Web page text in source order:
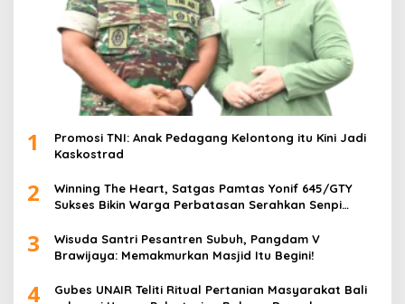
1
Promosi TNI: Anak Pedagang Kelontong itu Kini Jadi
Kaskostrad
2
Winning The Heart, Satgas Pamtas Yonif 645/GTY
Sukses Bikin Warga Perbatasan Serahkan Senpi
3
Wisuda Santri Pesantren Subuh, Pangdam V
Brawijaya: Memakmurkan Masjid Itu Begini!
4
Gubes UNAIR Teliti Ritual Pertanian Masyarakat Bali